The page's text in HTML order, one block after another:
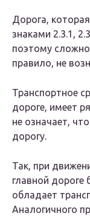
Дорога,
знаками 2.3.1,
поэтому
правило, не
Транспортное
дороге, имеет
не означает,
дорогу.
Так, при
главной
обладает
Аналогичного